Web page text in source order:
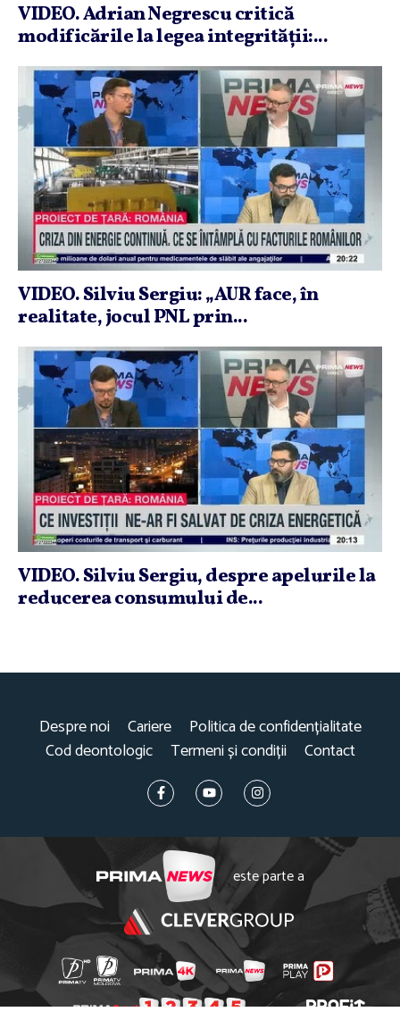
VIDEO. Adrian Negrescu critică
modificările la legea integrităţii:...
VIDEO. Silviu Sergiu: „AUR face, în
realitate, jocul PNL prin...
VIDEO. Silviu Sergiu, despre apelurile la
reducerea consumului de...
Despre noi Cariere
Politica de confidențialitate
Cod deontologic
Termeni și condiții Contact
este parte a